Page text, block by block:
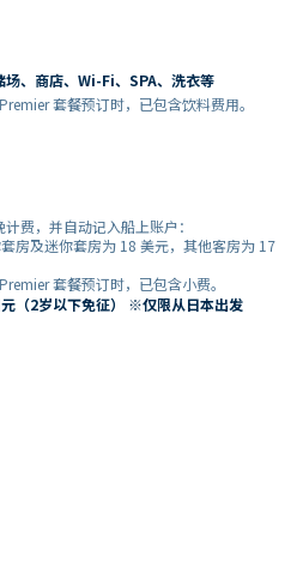
、商店、Wi-Fi、SPA、洗衣等
套餐预订时，已包含饮料费用。
费，并自动记入船上账户：
房及迷你套房为 18 美元，其他客房为 17
套餐预订时，已包含小费。
（2岁以下免征） ※仅限从日本出发